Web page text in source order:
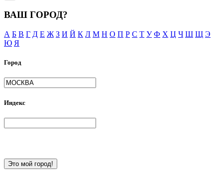
ВАШ ГОРОД?
А Б В Г Д Е Ж З И Й К Л М Н О П Р С Т У Ф Х Ц Ч Ш Щ Э
Ю Я
Город
Индекс
Это мой город!